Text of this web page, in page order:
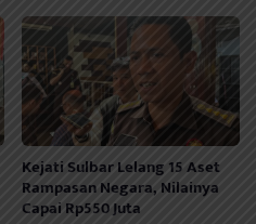
Kejati Sulbar Lelang 15 Aset
Rampasan Negara, Nilainya
Capai Rp550 Juta